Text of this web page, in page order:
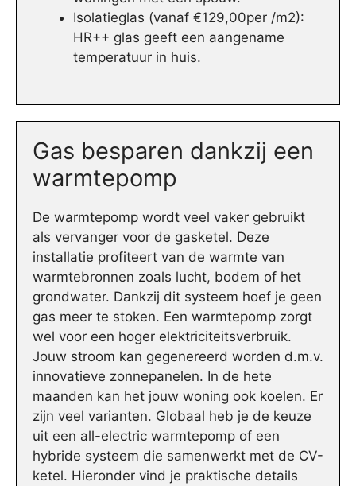
Isolatieglas (vanaf €129,00per /m2):
HR++ glas geeft een aangename
temperatuur in huis.
Gas besparen dankzij een
warmtepomp
De warmtepomp wordt veel vaker gebruikt
als vervanger voor de gasketel. Deze
installatie profiteert van de warmte van
warmtebronnen zoals lucht, bodem of het
grondwater. Dankzij dit systeem hoef je geen
gas meer te stoken. Een warmtepomp zorgt
wel voor een hoger elektriciteitsverbruik.
Jouw stroom kan gegenereerd worden d.m.v.
innovatieve zonnepanelen. In de hete
maanden kan het jouw woning ook koelen. Er
zijn veel varianten. Globaal heb je de keuze
uit een all-electric warmtepomp of een
hybride systeem die samenwerkt met de CV-
ketel. Hieronder vind je praktische details